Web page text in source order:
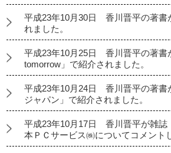
平成23年10月30日 香川晋平の著書
れました。
平成23年10月25日 香川晋平の著書
tomorrow」で紹介されました。
平成23年10月24日 香川晋平の著書
ジャパン」で紹介されました。
平成23年10月17日 香川晋平が雑誌
本ＰＣサービス㈱についてコメント